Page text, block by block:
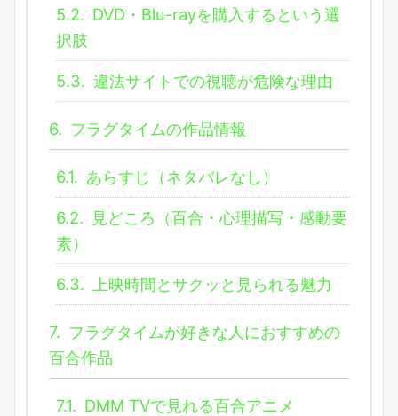
5.2. DVD・Blu-rayを購入するという選
択肢
5.3. 違法サイトでの視聴が危険な理由
6. フラグタイムの作品情報
6.1. あらすじ（ネタバレなし）
6.2. 見どころ（百合・心理描写・感動要
素）
6.3. 上映時間とサクッと見られる魅力
7. フラグタイムが好きな人におすすめの
百合作品
7.1. DMM TVで見れる百合アニメ